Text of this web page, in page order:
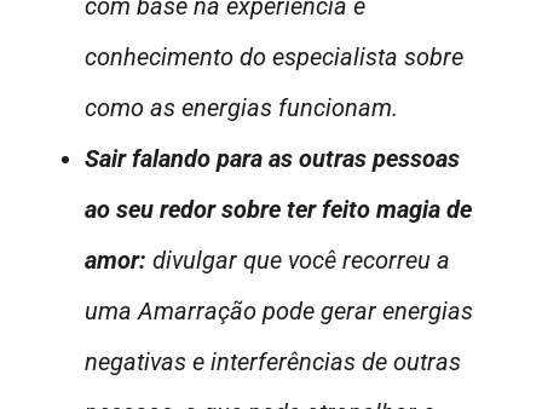
com base na experiência e
conhecimento do especialista sobre
como as energias funcionam.
Sair falando para as outras pessoas
ao seu redor sobre ter feito magia de
amor: divulgar que você recorreu a
uma Amarração pode gerar energias
negativas e interferências de outras